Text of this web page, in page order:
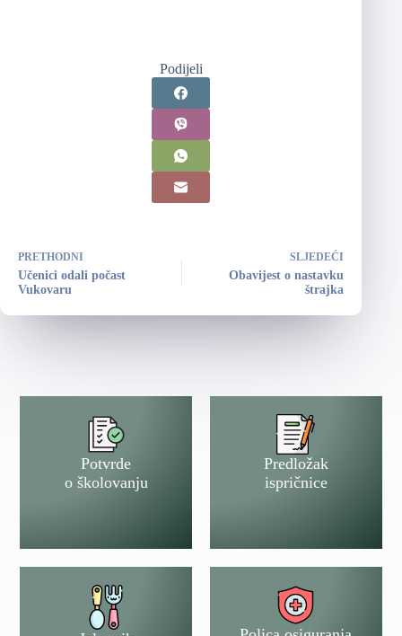
Podijeli
PRETHODNI
Učenici odali počast
Vukovaru
SLJEDEĆI
Obavijest o nastavku
štrajka
Potvrde
o školovanju
Predložak
ispričnice